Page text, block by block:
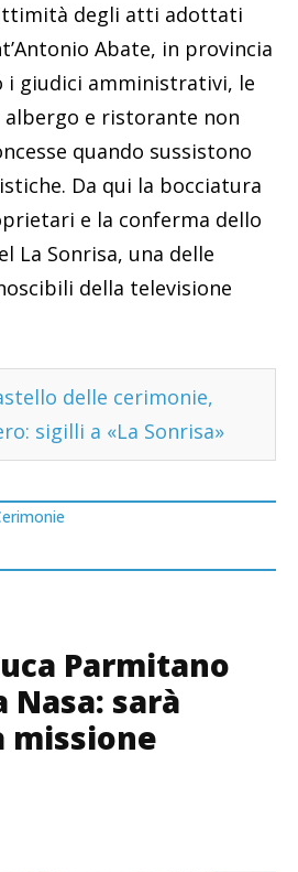
degli atti adottati
Abate, in provincia
i giudici amministrativi, le
e ristorante non
quando sussistono
Da qui la bocciatura
e la conferma dello
La Sonrisa, una delle
della televisione
delle cerimonie,
sigilli a «La Sonrisa»
Parmitano
Nasa: sarà
missione